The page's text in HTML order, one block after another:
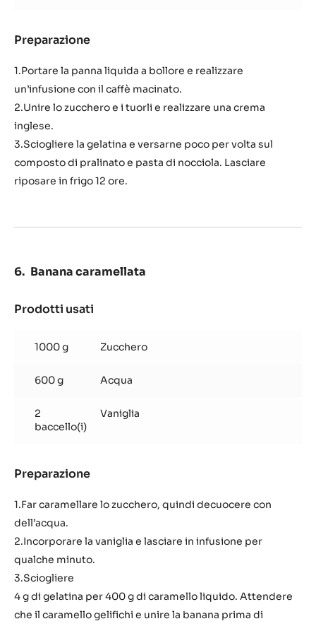
Preparazione
montata
al
e
alla
nocciola
1.Portare la panna liquida a bollore e realizzare
un’infusione con il caffè macinato.
2.Unire lo zucchero e i tuorli e realizzare una crema
inglese.
3.Sciogliere la gelatina e versarne poco per volta sul
composto di pralinato e pasta di nocciola. Lasciare
riposare in frigo 12 ore.
Banana caramellata
Prodotti usati
caramellata
1000 g Zucchero
600 g Acqua
2
baccello(i)
Vaniglia
Preparazione
caramellata
1.Far caramellare lo zucchero, quindi decuocere con
dell’acqua.
2.Incorporare la vaniglia e lasciare in infusione per
qualche minuto.
3.Sciogliere
4 g di gelatina per 400 g di caramello liquido. Attendere
che il caramello gelifichi e unire la banana prima di